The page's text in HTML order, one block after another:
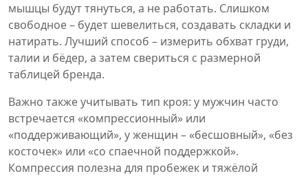
мышцы будут тянуться, а не работать. Слишком
свободное – будет шевелиться, создавать складки и
натирать. Лучший способ – измерить обхват груди,
талии и бёдер, а затем свериться с размерной
таблицей бренда.
Важно также учитывать тип кроя: у мужчин часто
встречается «компрессионный» или
«поддерживающий», у женщин – «бесшовный», «без
косточек» или «со спаечной поддержкой».
Компрессия полезна для пробежек и тяжёлой